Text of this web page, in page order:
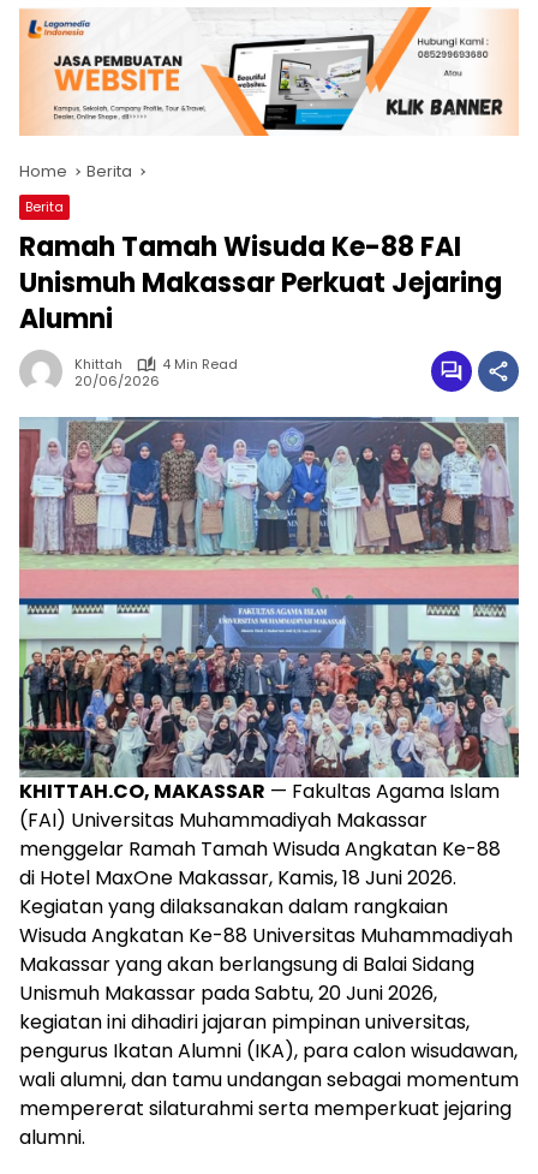
Home Berita
Berita
Ramah Tamah Wisuda Ke-88 FAI
Unismuh Makassar Perkuat Jejaring
Alumni
Khittah
4 Min Read
20/06/2026
KHITTAH.CO, MAKASSAR — Fakultas Agama Islam
(FAI) Universitas Muhammadiyah Makassar
menggelar Ramah Tamah Wisuda Angkatan Ke-88
di Hotel MaxOne Makassar, Kamis, 18 Juni 2026.
Kegiatan yang dilaksanakan dalam rangkaian
Wisuda Angkatan Ke-88 Universitas Muhammadiyah
Makassar yang akan berlangsung di Balai Sidang
Unismuh Makassar pada Sabtu, 20 Juni 2026,
kegiatan ini dihadiri jajaran pimpinan universitas,
pengurus Ikatan Alumni (IKA), para calon wisudawan,
wali alumni, dan tamu undangan sebagai momentum
mempererat silaturahmi serta memperkuat jejaring
alumni.